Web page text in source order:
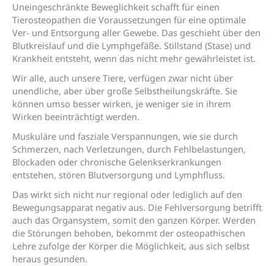
Uneingeschränkte Beweglichkeit schafft für einen
Tierosteopathen die Voraussetzungen für eine optimale
Ver- und Entsorgung aller Gewebe. Das geschieht über den
Blutkreislauf und die Lymphgefäße. Stillstand (Stase) und
Krankheit entsteht, wenn das nicht mehr gewährleistet ist.
Wir alle, auch unsere Tiere, verfügen zwar nicht über
unendliche, aber über große Selbstheilungskräfte. Sie
können umso besser wirken, je weniger sie in ihrem
Wirken beeinträchtigt werden.
Muskuläre und fasziale Verspannungen, wie sie durch
Schmerzen, nach Verletzungen, durch Fehlbelastungen,
Blockaden oder chronische Gelenkserkrankungen
entstehen, stören Blutversorgung und Lymphfluss.
Das wirkt sich nicht nur regional oder lediglich auf den
Bewegungsapparat negativ aus. Die Fehlversorgung betrifft
auch das Organsystem, somit den ganzen Körper. Werden
die Störungen behoben, bekommt der osteopathischen
Lehre zufolge der Körper die Möglichkeit, aus sich selbst
heraus gesunden.